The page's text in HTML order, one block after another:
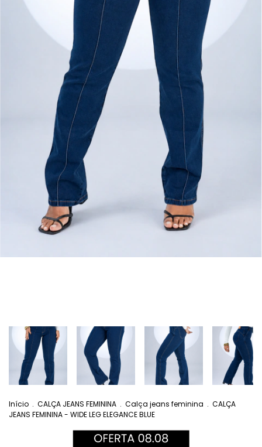
Início . CALÇA JEANS FEMININA . Calça jeans feminina . CALÇA
JEANS FEMININA - WIDE LEG ELEGANCE BLUE